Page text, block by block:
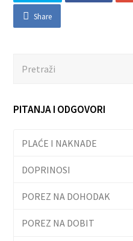
Share
PITANJA I ODGOVORI
PLAĆE I NAKNADE
DOPRINOSI
POREZ NA DOHODAK
POREZ NA DOBIT